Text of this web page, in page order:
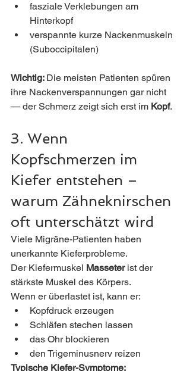
fasziale Verklebungen am
Hinterkopf
verspannte kurze Nackenmuskeln
(Suboccipitalen)
Wichtig: Die meisten Patienten spüren
ihre Nackenverspannungen gar nicht
— der Schmerz zeigt sich erst im Kopf.
3. Wenn
Kopfschmerzen im
Kiefer entstehen –
warum Zähneknirschen
oft unterschätzt wird
Viele Migräne-Patienten haben
unerkannte Kieferprobleme.
Der Kiefermuskel Masseter ist der
stärkste Muskel des Körpers.
Wenn er überlastet ist, kann er:
Kopfdruck erzeugen
Schläfen stechen lassen
das Ohr blockieren
den Trigeminusnerv reizen
Typische Kiefer-Symptome: